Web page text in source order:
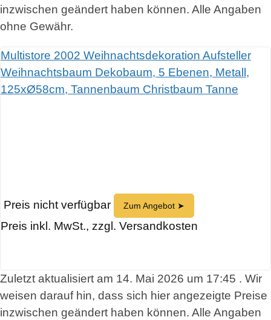
inzwischen geändert haben können. Alle Angaben
ohne Gewähr.
Multistore 2002 Weihnachtsdekoration Aufsteller
Weihnachtsbaum Dekobaum, 5 Ebenen, Metall,
125xØ58cm, Tannenbaum Christbaum Tanne
Preis nicht verfügbar Zum Angebot ➤
Preis inkl. MwSt., zzgl. Versandkosten
Zuletzt aktualisiert am 14. Mai 2026 um 17:45 . Wir
weisen darauf hin, dass sich hier angezeigte Preise
inzwischen geändert haben können. Alle Angaben